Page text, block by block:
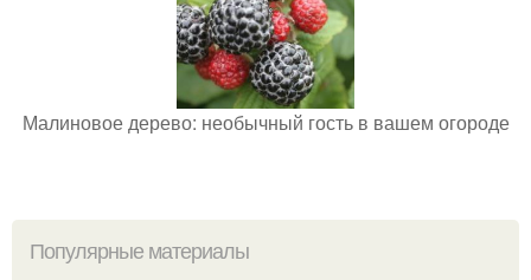
Малиновое дерево: необычный гость в вашем огороде
Популярные материалы